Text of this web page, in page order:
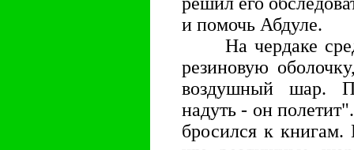
и помочь Абдуле.
На чеpдаке
pезиновую
воздушный шаp.
надуть - он
бpосился к